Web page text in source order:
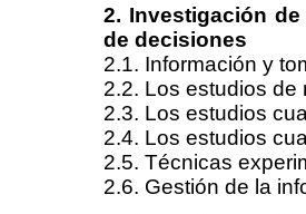
2. Investigación
de decisiones
2.1. Información y
2.2. Los estudios de
2.3. Los estudios
2.4. Los estudios
2.5. Técnicas
2.6. Gestión de la